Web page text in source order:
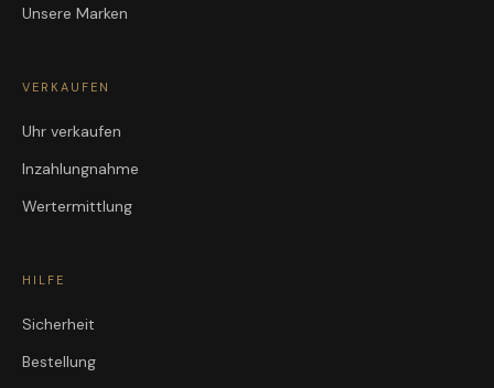
Unsere Marken
VERKAUFEN
Uhr verkaufen
Inzahlungnahme
Wertermittlung
HILFE
Sicherheit
Bestellung